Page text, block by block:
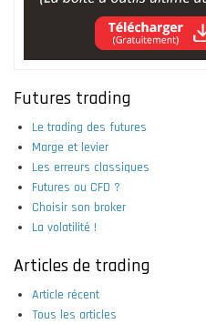
Futures trading
Le trading des futures
Marge et levier
Les erreurs classiques
Futures ou CFD ?
Choisir son broker
La volatilité !
Articles de trading
Article récent
Tous les articles